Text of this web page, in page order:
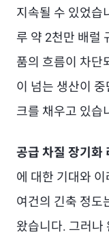
지속될 수 있었습
루 약 2천만 배럴
품의 흐름이 차단
이 넘는 생산이
크를 채우고 있습
공급 차질 장기화
에 대한 기대와
여건의 긴축 정도
왔습니다. 그러나